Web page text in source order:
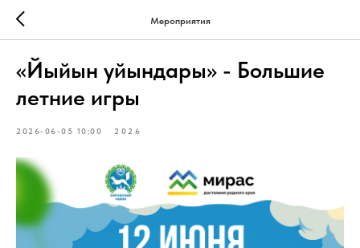
Мероприятия
«Йыйын уйындары» - Большие
летние игры
2026-06-05 10:00 2026